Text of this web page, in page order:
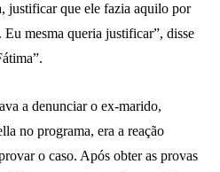
justificar que ele fazia aquilo por
Eu mesma queria justificar”, disse
a denunciar o ex-marido,
no programa, era a reação
o caso. Após obter as provas